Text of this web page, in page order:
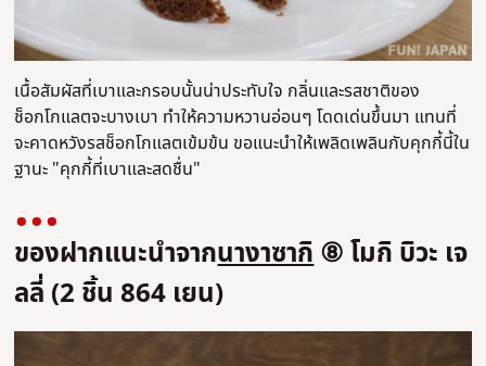
เนื้อสัมผัสที่เบาและกรอบนั้นน่าประทับใจ กลิ่นและรสชาติของ
ช็อกโกแลตจะบางเบา ทำให้ความหวานอ่อนๆ โดดเด่นขึ้นมา แทนที่
จะคาดหวังรสช็อกโกแลตเข้มข้น ขอแนะนำให้เพลิดเพลินกับคุกกี้นี้ใน
ฐานะ "คุกกี้ที่เบาและสดชื่น"
ของฝากแนะนำจากนางาซากิ⑧ โมกิ บิวะ เจ
ลลี่ (2 ชิ้น 864 เยน)